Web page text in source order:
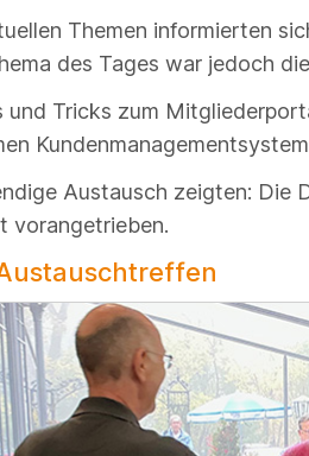
Themen informierten
des Tages war jedoch
und Tricks zum
Austausch zeigten: Die
vorangetrieben.